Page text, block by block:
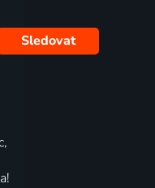
Sledovat